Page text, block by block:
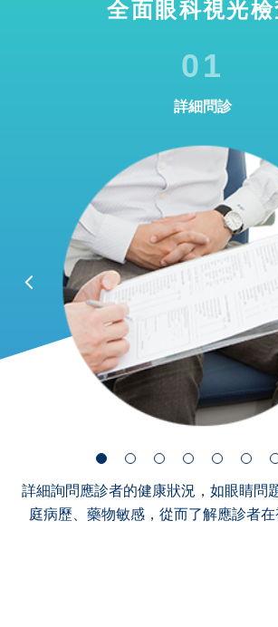
全面眼科視光檢
01
詳細問診
詳細詢問應診者的健康狀況，如眼睛問
庭病歷、藥物敏感，從而了解應診者